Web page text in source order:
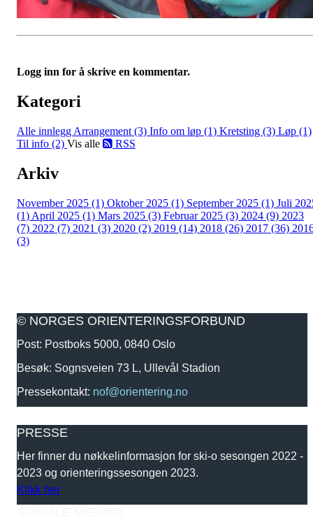
Logg inn for å skrive en kommentar.
Kategori
Alle innlegg Arrangement (3) Info om løp (1) Kretsting (3) Løp (1)
Til info (2) Vis alle RSS
Arkiv
November 2025 (1) Oktober 2025 (1) September 2025 (1) Juli
(1) April 2025 (1) Mars 2025 (3) Februar 2025 (3) 2024 (9) 2023
(7) 2022 (7) 2021 (3) 2020 (2) 2019 (14) 2018 (26) 2017 (36)
(3)
© NORGES ORIENTERINGSFORBUND
Post: Postboks 5000, 0840 Oslo
Besøk: Sognsveien 73 L, Ullevål Stadion
Pressekontakt: nof@orientering.no
PRESSE
Her finner du nøkkelinformasjon for ski-o sesongen 2022 -
2023 og orienteringssesongen 2023.
Klikk her